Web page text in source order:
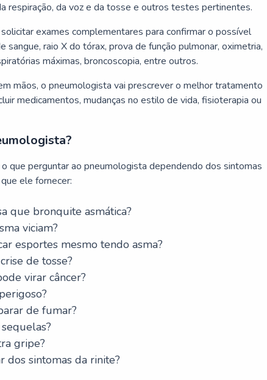
respiração, da voz e da tosse e outros testes pertinentes.
exames complementares para confirmar o possível
sangue, raio X do tórax, prova de função pulmonar, oximetria,
máximas, broncoscopia, entre outros.
mãos, o pneumologista vai prescrever o melhor tratamento
medicamentos, mudanças no estilo de vida, fisioterapia ou
que perguntar ao pneumologista dependendo dos sintomas
ele fornecer:
que bronquite asmática?
viciam?
esportes mesmo tendo asma?
de tosse?
virar câncer?
de fumar?
gripe?
dos sintomas da rinite?